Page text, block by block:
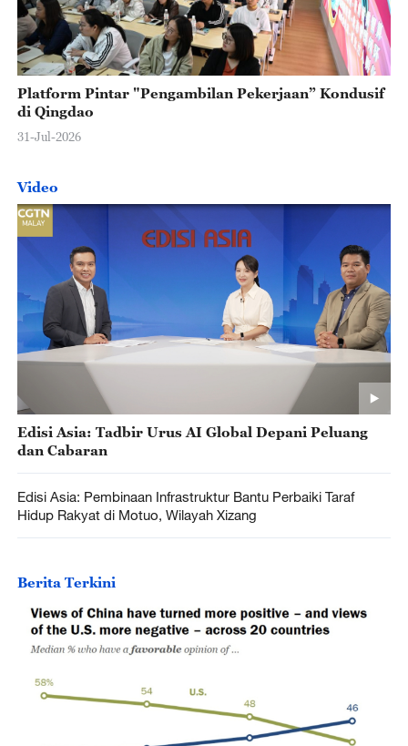
Platform Pintar "Pengambilan Pekerjaan” Kondusif
di Qingdao
31-Jul-2026
Video
Edisi Asia: Tadbir Urus AI Global Depani Peluang
dan Cabaran
Edisi Asia: Pembinaan Infrastruktur Bantu Perbaiki Taraf
Hidup Rakyat di Motuo, Wilayah Xizang
Berita Terkini